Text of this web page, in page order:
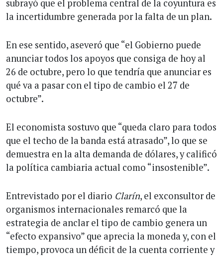
subrayó que el problema central de la coyuntura es
la incertidumbre generada por la falta de un plan.
En ese sentido, aseveró que “el Gobierno puede
anunciar todos los apoyos que consiga de hoy al
26 de octubre, pero lo que tendría que anunciar es
qué va a pasar con el tipo de cambio el 27 de
octubre”.
El economista sostuvo que “queda claro para todos
que el techo de la banda está atrasado”, lo que se
demuestra en la alta demanda de dólares, y calificó
la política cambiaria actual como “insostenible”.
Entrevistado por el diario Clarín, el exconsultor de
organismos internacionales remarcó que la
estrategia de anclar el tipo de cambio genera un
“efecto expansivo” que aprecia la moneda y, con el
tiempo, provoca un déficit de la cuenta corriente y